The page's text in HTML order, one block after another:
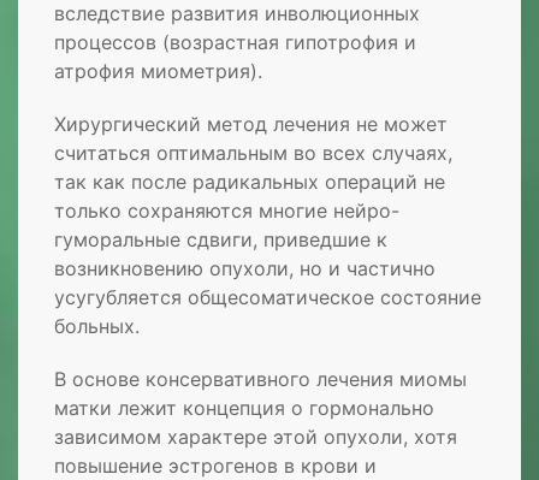
вследствие развития инволюционных
процессов (возрастная гипотрофия и
атрофия миометрия).
Хирургический метод лечения не может
считаться оптимальным во всех случаях,
так как после радикальных операций не
только сохраняются многие нейро-
гуморальные сдвиги, приведшие к
возникновению опухоли, но и частично
усугубляется общесоматическое состояние
больных.
В основе консервативного лечения миомы
матки лежит концепция о гормонально
зависимом характере этой опухоли, хотя
повышение эстрогенов в крови и